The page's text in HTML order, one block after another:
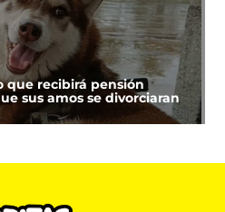
que recibirá pensión
sus amos se divorciaran